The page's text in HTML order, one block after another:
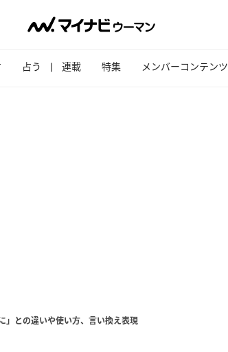
占う 連載 特集 メンバーコンテンツ
」との違いや使い方、言い換え表現